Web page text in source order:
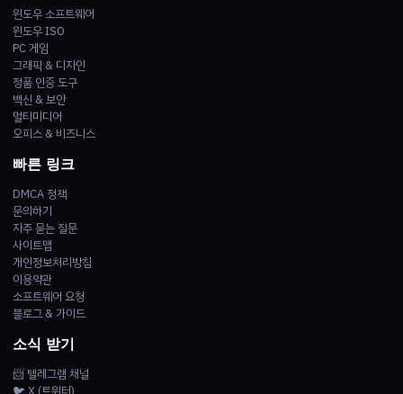
윈도우 소프트웨어
윈도우 ISO
PC 게임
그래픽 & 디자인
정품 인증 도구
백신 & 보안
멀티미디어
오피스 & 비즈니스
빠른 링크
DMCA 정책
문의하기
자주 묻는 질문
사이트맵
개인정보처리방침
이용약관
소프트웨어 요청
블로그 & 가이드
소식 받기
📨 텔레그램 채널